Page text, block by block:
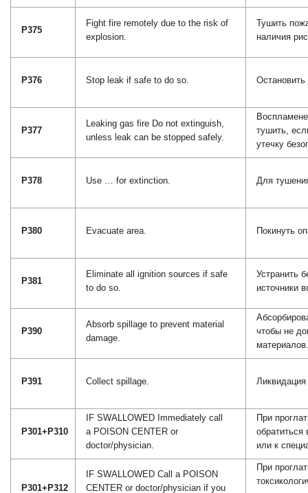
P375
Fight fire remotely due to the risk of
explosion.
Тушить
наличия
P376 Stop leak if safe to do so.
P377
Leaking gas fire Do not extinguish,
unless leak can be stopped safely.
тушить,
утечку
P378 Use … for extinction. Для
P380 Evacuate area. Покинуть
P381
Eliminate all ignition sources if safe
to do so.
Устранить
источники
P390
Absorb spillage to prevent material
damage.
чтобы не
материалов.
P391 Collect spillage.
P301+P310
IF SWALLOWED Immediately call
a POISON CENTER or
doctor/physician.
При
обратиться
или к
P301+P312
IF SWALLOWED Call a POISON
CENTER or doctor/physician if you
При